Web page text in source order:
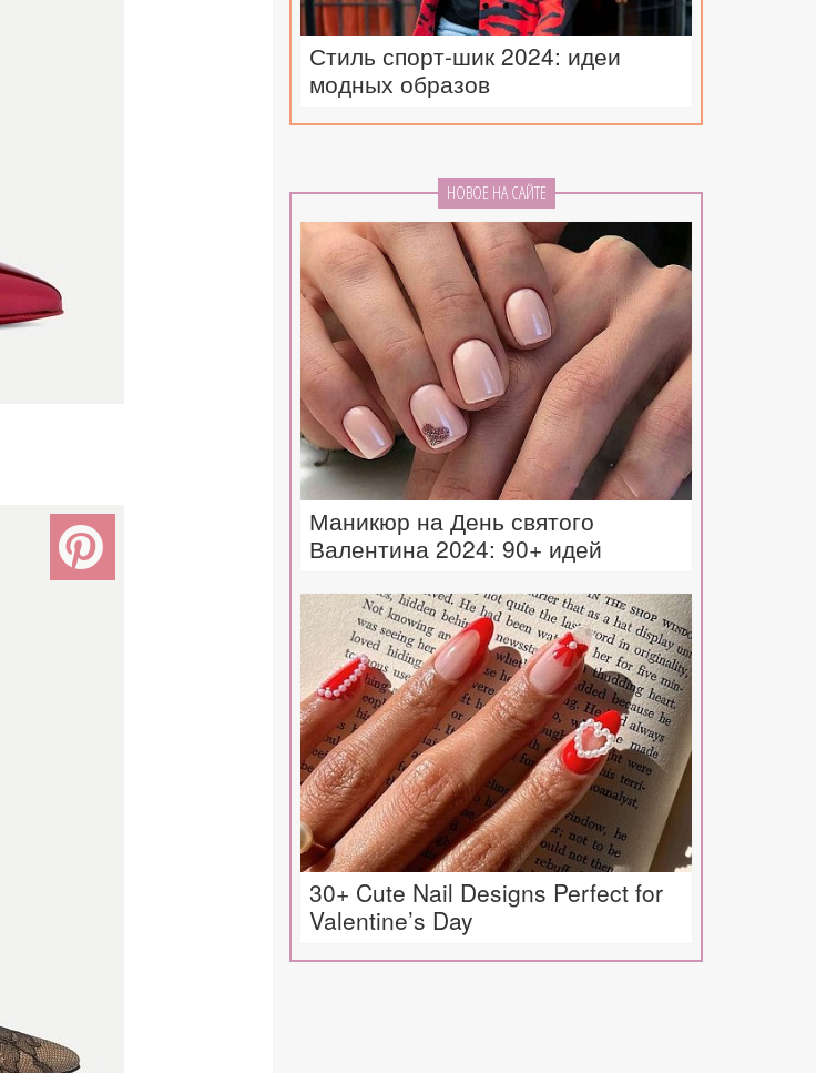
Стиль спорт-шик 2024: идеи
модных образов
НОВОЕ НА САЙТЕ
Маникюр на День святого
Валентина 2024: 90+ идей
30+ Cute Nail Designs Perfect for
Valentine’s Day